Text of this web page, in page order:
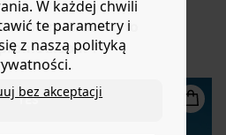
to be redirected to
?
YES
349,50 ZŁ
499,90 zł
2 kolory
W każdej chwili
te parametry i
z naszą polityką
bez akceptacji